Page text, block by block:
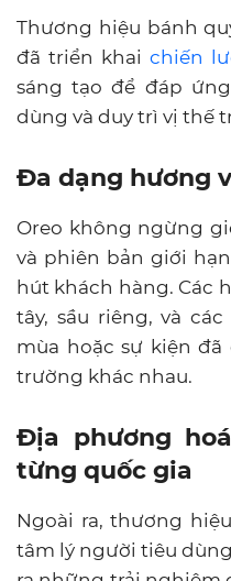
Thương hiệu bánh
đã triển khai chiến
sáng tạo để đáp
dùng và duy trì vị thế
Đa dạng hương
Oreo không ngừng
và phiên bản giới
hút khách hàng. Các
tây, sầu riêng, và
mùa hoặc sự kiện
trường khác nhau.
Địa phương
từng quốc gia
Ngoài ra, thương
tâm lý người tiêu